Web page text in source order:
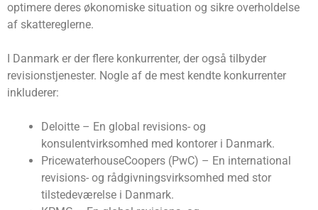
optimere deres økonomiske situation og sikre overholdelse
af skattereglerne.
I Danmark er der flere konkurrenter, der også tilbyder
revisionstjenester. Nogle af de mest kendte konkurrenter
inkluderer:
Deloitte – En global revisions- og
konsulentvirksomhed med kontorer i Danmark.
PricewaterhouseCoopers (PwC) – En international
revisions- og rådgivningsvirksomhed med stor
tilstedeværelse i Danmark.